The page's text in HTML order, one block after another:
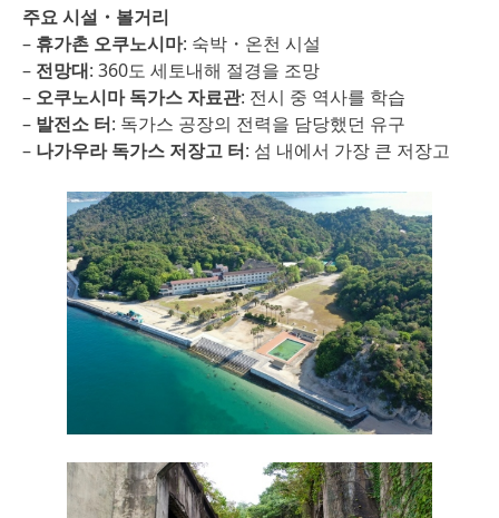
주요 시설・볼거리
– 휴가촌 오쿠노시마: 숙박・온천 시설
– 전망대: 360도 세토내해 절경을 조망
– 오쿠노시마 독가스 자료관: 전시 중 역사를 학습
– 발전소 터: 독가스 공장의 전력을 담당했던 유구
– 나가우라 독가스 저장고 터: 섬 내에서 가장 큰 저장고